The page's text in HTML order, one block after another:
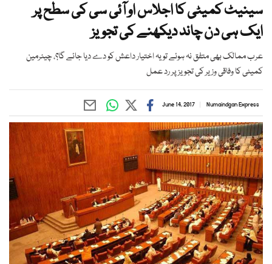
سینیٹ کمیٹی کا اجلاس او آئی سی کی سطح پر
ایک ہی دن چاند دیکھنے کی تجویز
عرب ممالک بھی متفق نہ ہوئے تو یہ اختیار داعش کو دے دیا جائے گا؟، چیئرمین
کمیٹی کا وفاقی وزیر کی تجویز پر رد عمل
Numaindgan Express
June 14, 2017